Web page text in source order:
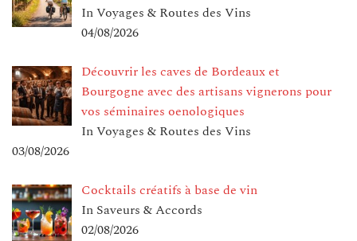
In Voyages & Routes des Vins
04/08/2026
Découvrir les caves de Bordeaux et
Bourgogne avec des artisans vignerons pour
vos séminaires oenologiques
In Voyages & Routes des Vins
03/08/2026
Cocktails créatifs à base de vin
In Saveurs & Accords
02/08/2026